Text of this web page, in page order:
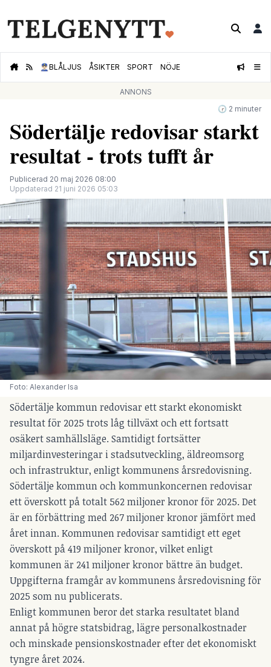
👮🏻‍♂️BLÅLJUS ÅSIKTER SPORT NÖJE
ANNONS
🕝 2 minuter
Södertälje redovisar starkt
resultat - trots tufft år
Publicerad 20 maj 2026 08:00
Uppdaterad 21 juni 2026 05:03
Foto: Alexander Isa
Södertälje kommun redovisar ett starkt ekonomiskt
resultat för 2025 trots låg tillväxt och ett fortsatt
osäkert samhällsläge. Samtidigt fortsätter
miljardinvesteringar i stadsutveckling, äldreomsorg
och infrastruktur, enligt kommunens årsredovisning.
Södertälje kommun och kommunkoncernen redovisar
ett överskott på totalt 562 miljoner kronor för 2025. Det
är en förbättring med 267 miljoner kronor jämfört med
året innan. Kommunen redovisar samtidigt ett eget
överskott på 419 miljoner kronor, vilket enligt
kommunen är 241 miljoner kronor bättre än budget.
Uppgifterna framgår av kommunens årsredovisning för
2025 som nu publicerats.
Enligt kommunen beror det starka resultatet bland
annat på högre statsbidrag, lägre personalkostnader
och minskade pensionskostnader efter det ekonomiskt
tyngre året 2024.